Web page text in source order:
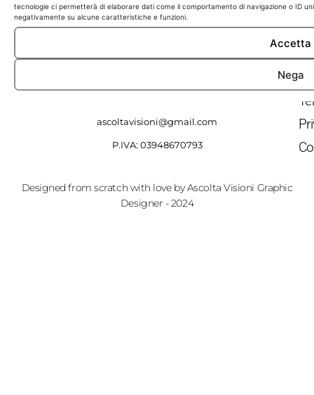
tecnologie ci permetterà di elaborare dati come il comportamento di navigazione o ID
negativamente su alcune caratteristiche e funzioni.
Accetta
Nega
ascoltavisioni@gmail.com
P.IVA: 03948670793
Designed from scratch with love by Ascolta Visioni Graphic
Designer - 2024